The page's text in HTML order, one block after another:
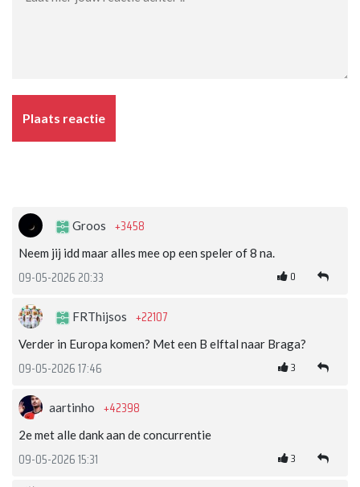
Plaats reactie
Groos +3458
Neem jij idd maar alles mee op een speler of 8 na.
09-05-2026 20:33 0
FRThijsos +22107
Verder in Europa komen? Met een B elftal naar Braga?
09-05-2026 17:46 3
aartinho +42398
2e met alle dank aan de concurrentie
09-05-2026 15:31 3